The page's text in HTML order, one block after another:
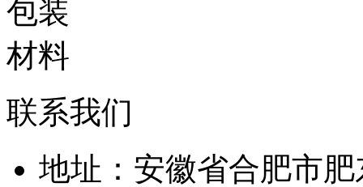
联系我们
地址：安徽省合肥市